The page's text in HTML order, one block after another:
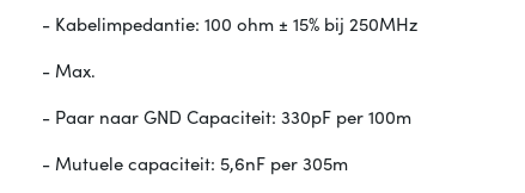
- Kabelimpedantie: 100 ohm ± 15% bij 250MHz
- Max.
- Paar naar GND Capaciteit: 330pF per 100m
- Mutuele capaciteit: 5,6nF per 305m